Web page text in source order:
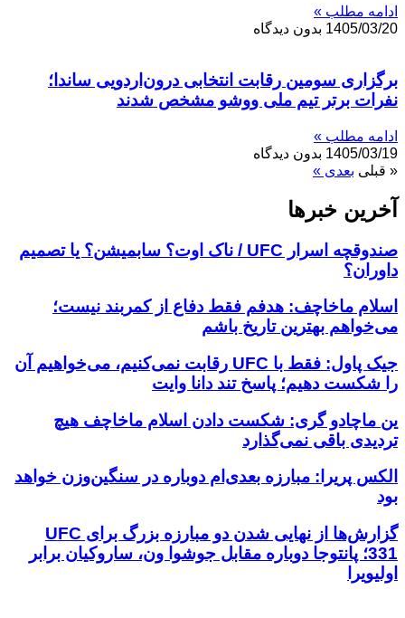
ادامه مطلب »
1405/03/20 بدون دیدگاه
برگزاری سومین رقابت انتخابی درون‌اردویی ساندا؛
نفرات برتر تیم ملی ووشو مشخص شدند
ادامه مطلب »
1405/03/19 بدون دیدگاه
« قبلی بعدی »
آخرین خبر‌‌ها
صندوقچه اسرار UFC / ناک اوت؟ سابمیشن؟ یا تصمیم
داوران؟
اسلام ماخاچف: هدفم فقط دفاع از کمربند نیست؛
می‌خواهم بهترین تاریخ باشم
جیک پاول: فقط با UFC رقابت نمی‌کنیم، می‌خواهیم آن
را شکست دهیم؛ پاسخ تند دانا وایت
ین ماچادو گری: شکست دادن اسلام ماخاچف هیچ
تردیدی باقی نمی‌گذارد
الکس پریرا: مبارزه بعدی‌ام دوباره در سنگین‌وزن خواهد
بود
گزارش‌ها از نهایی شدن دو مبارزه بزرگ برای UFC
331؛ پانتوجا دوباره مقابل جوشوا ون، ساروکیان برابر
اولیویرا